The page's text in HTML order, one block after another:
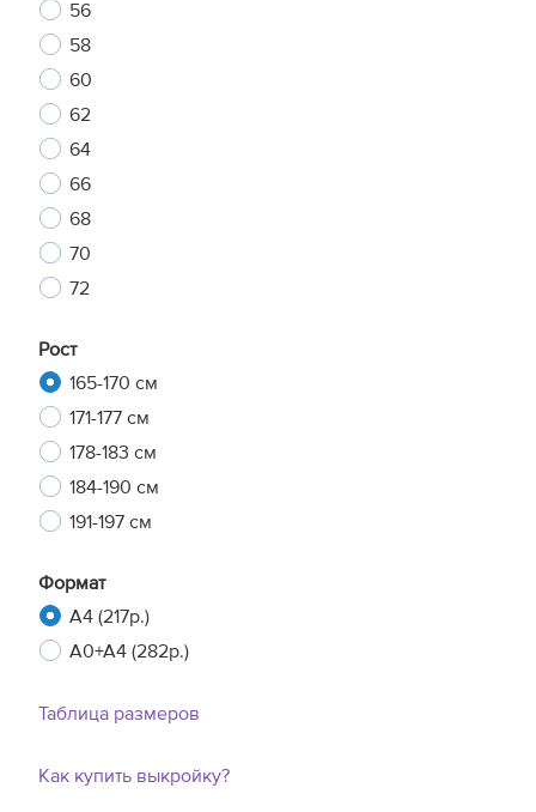
56
58
60
62
64
66
68
70
72
Рост
165-170 см
171-177 см
178-183 см
184-190 см
191-197 см
Формат
A4 (217р.)
A0+A4 (282р.)
Таблица размеров
Как купить выкройку?